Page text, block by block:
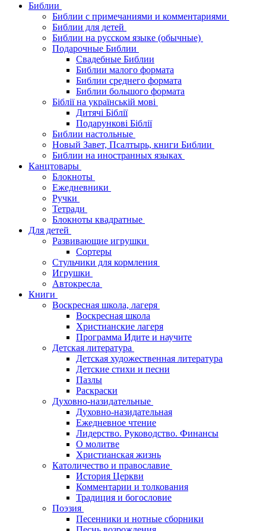
Библии
Библии с примечаниями и комментариями
Библии для детей
Библии на русском языке (обычные)
Подарочные Библии
Свадебные Библии
Библии малого формата
Библии среднего формата
Библии большого формата
Біблії на українській мові
Дитячі Біблії
Подарункові Біблії
Библии настольные
Новый Завет, Псалтырь, книги Библии
Библии на иностранных языках
Канцтовары
Блокноты
Ежедневники
Ручки
Тетради
Блокноты квадратные
Для детей
Развивающие игрушки
Сортеры
Стульчики для кормления
Игрушки
Автокресла
Книги
Воскресная школа, лагеря
Воскресная школа
Христианские лагеря
Программа Идите и научите
Детская литература
Детская художественная литература
Детские стихи и песни
Пазлы
Раскраски
Духовно-назидательные
Духовно-назидательная
Ежедневное чтение
Лидерство. Руководство. Финансы
О молитве
Христианская жизнь
Католичество и православие
История Церкви
Комментарии и толкования
Традиция и богословие
Поэзия
Песенники и нотные сборники